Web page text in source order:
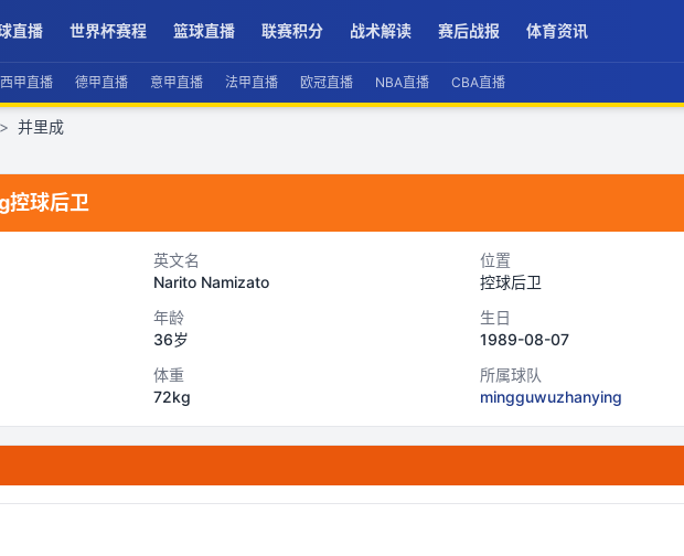
直播 世界杯赛程 篮球直播 联赛积分 战术解读 赛后战报 体育资讯
西甲直播 德甲直播 意甲直播 法甲直播 欧冠直播 NBA直播 CBA直播
> 并里成
控球后卫
英文名
Narito Namizato
位置
控球后卫
年龄
36岁
生日
1989-08-07
体重
72kg
所属球队
mingguwuzhanying